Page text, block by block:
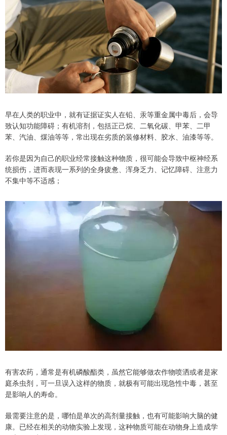
早在人类的职业中，就有证据证实人在铅、汞等重金属中毒后，会导
致认知功能障碍；有机溶剂，包括正己烷、二氧化碳、甲苯、二甲
苯、汽油、煤油等等，常出现在劣质的装修材料、胶水、油漆等等。
若你是因为自己的职业经常接触这种物质，很可能会导致中枢神经系
统损伤，进而表现一系列的全身疲惫、浑身乏力、记忆障碍、注意力
不集中等不适感；
有害农药，通常是有机磷酸酯类，虽然它能够做农作物喷洒或者是家
庭杀虫剂，可一旦误入这样的物质，就极有可能出现急性中毒，甚至
是影响人的寿命。
最需要注意的是，哪怕是单次的高剂量接触，也有可能影响大脑的健
康。已经在相关的动物实验上发现，这种物质可能在动物身上造成学